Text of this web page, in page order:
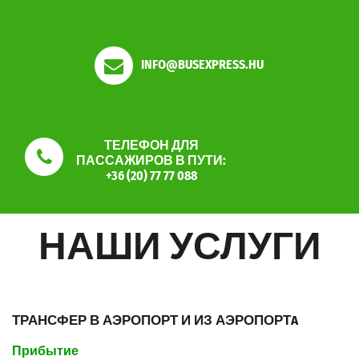
INFO@BUSEXPRESS.HU
ТЕЛЕФОН ДЛЯ
ПАССАЖИРОВ В ПУТИ:
+36 (20) 77 77 088
НАШИ УСЛУГИ
ТРАНСФЕР В АЭРОПОРТ И ИЗ АЭРОПОРТA
Прибытие